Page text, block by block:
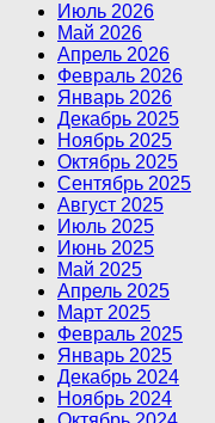
Июль 2026
Май 2026
Апрель 2026
Февраль 2026
Январь 2026
Декабрь 2025
Ноябрь 2025
Октябрь 2025
Сентябрь 2025
Август 2025
Июль 2025
Июнь 2025
Май 2025
Апрель 2025
Март 2025
Февраль 2025
Январь 2025
Декабрь 2024
Ноябрь 2024